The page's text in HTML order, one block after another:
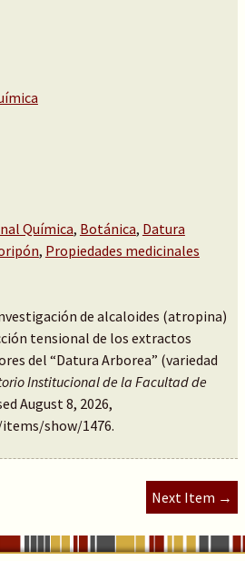
Química, Botánica, Datura
, Propiedades medicinales
de alcaloides (atropina)
tensional de los extractos
del “Datura Arborea” (variedad
Institucional de la Facultad de
August 8, 2026,
show/1476.
Next Item →